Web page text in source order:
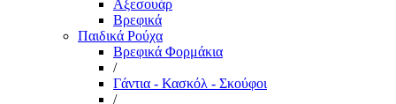
Αξεσουάρ
Βρεφικά
Παιδικά Ρούχα
Βρεφικά Φορμάκια
/
Γάντια - Κασκόλ - Σκούφοι
/